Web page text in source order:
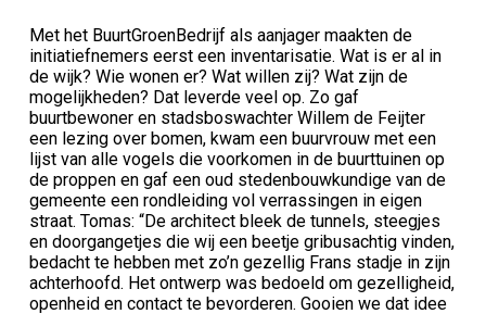
Met het BuurtGroenBedrijf als aanjager maakten de
initiatiefnemers eerst een inventarisatie. Wat is er al in
de wijk? Wie wonen er? Wat willen zij? Wat zijn de
mogelijkheden? Dat leverde veel op. Zo gaf
buurtbewoner en stadsboswachter Willem de Feijter
een lezing over bomen, kwam een buurvrouw met een
lijst van alle vogels die voorkomen in de buurttuinen op
de proppen en gaf een oud stedenbouwkundige van de
gemeente een rondleiding vol verrassingen in eigen
straat. Tomas: “De architect bleek de tunnels, steegjes
en doorgangetjes die wij een beetje gribusachtig vinden,
bedacht te hebben met zo’n gezellig Frans stadje in zijn
achterhoofd. Het ontwerp was bedoeld om gezelligheid,
openheid en contact te bevorderen. Gooien we dat idee